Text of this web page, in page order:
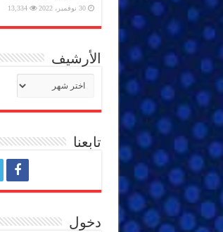
30 نوفمبر، 2022 13,334
الأرشيف
تابعنا
دخول